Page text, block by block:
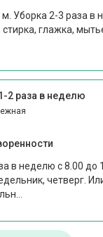
м. Уборка 2-3 раза в
глажка,
2 раза в неделю
в неделю с 8.00 до
четверг.